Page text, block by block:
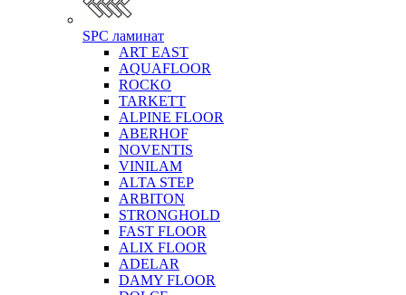
SPC ламинат
ART EAST
AQUAFLOOR
ROCKO
TARKETT
ALPINE FLOOR
ABERHOF
NOVENTIS
VINILAM
ALTA STEP
ARBITON
STRONGHOLD
FAST FLOOR
ALIX FLOOR
ADELAR
DAMY FLOOR